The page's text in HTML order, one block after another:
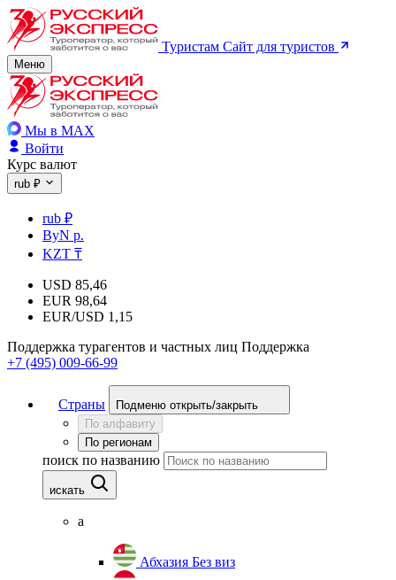
Туристам Сайт для туристов
Меню
Мы в MAX
Войти
Курс валют
rub ₽
rub ₽
ByN р.
KZT ₸
USD 85,46
EUR 98,64
EUR/USD 1,15
Поддержка турагентов и частных лиц Поддержка
+7 (495) 009-66-99
Страны
Подменю открыть/закрыть
По алфавиту
По регионам
поиск по названию
искать
а
Абхазия Без виз